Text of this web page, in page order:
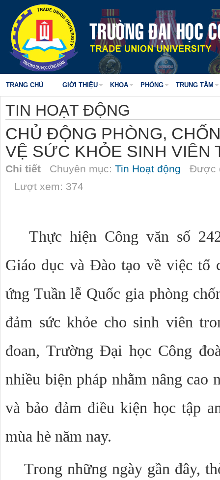
TRANG CHỦ GIỚI THIỆU KHOA PHÒNG TRUNG TÂM
TIN HOẠT ĐỘNG
CHỦ ĐỘNG PHÒNG,
VỆ SỨC KHỎE SINH VIÊN
Chi tiết Chuyên mục: Tin Hoạt động Được
Lượt xem: 374
Thực hiện Công văn số
Giáo dục và Đào tạo về việc tổ
ứng Tuần lễ Quốc gia phòng
đảm sức khỏe cho sinh viên
đoan, Trường Đại học Công
nhiều biện pháp nhằm nâng cao
và bảo đảm điều kiện học tập
mùa hè năm nay.
Trong những ngày gần đây,